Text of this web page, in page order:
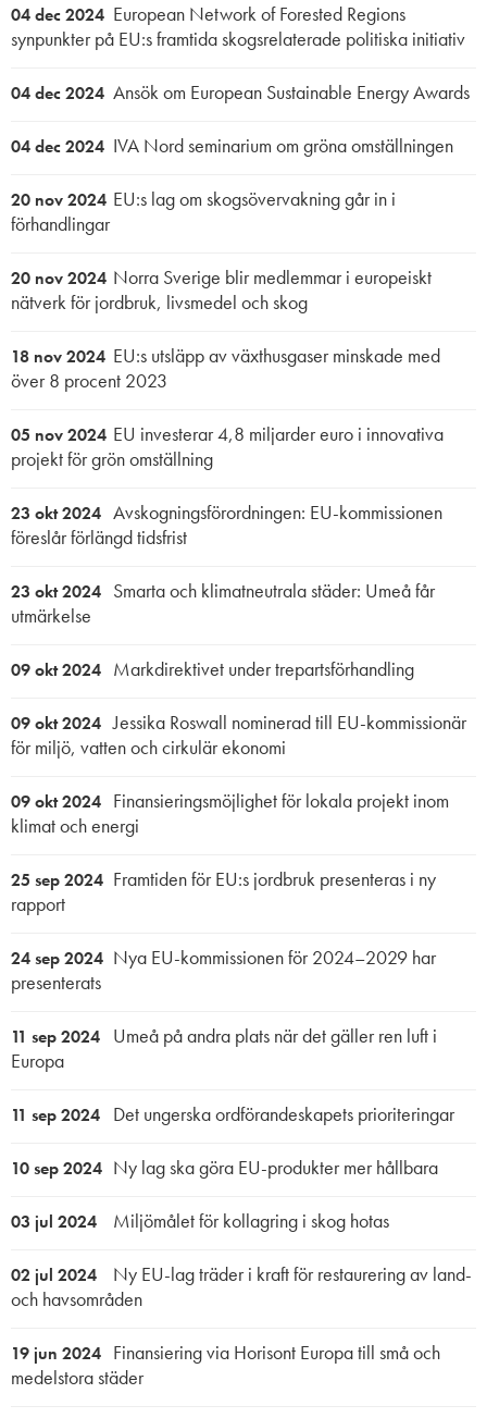
04 dec 2024 European Network of Forested Regions
synpunkter på EU:s framtida skogsrelaterade politiska initiativ
04 dec 2024 Ansök om European Sustainable Energy Awards
04 dec 2024 IVA Nord seminarium om gröna omställningen
20 nov 2024 EU:s lag om skogsövervakning går in i
förhandlingar
20 nov 2024 Norra Sverige blir medlemmar i europeiskt
nätverk för jordbruk, livsmedel och skog
18 nov 2024 EU:s utsläpp av växthusgaser minskade med
över 8 procent 2023
05 nov 2024 EU investerar 4,8 miljarder euro i innovativa
projekt för grön omställning
23 okt 2024 Avskogningsförordningen: EU-kommissionen
föreslår förlängd tidsfrist
23 okt 2024 Smarta och klimatneutrala städer: Umeå får
utmärkelse
09 okt 2024 Markdirektivet under trepartsförhandling
09 okt 2024 Jessika Roswall nominerad till EU-kommissionär
för miljö, vatten och cirkulär ekonomi
09 okt 2024 Finansieringsmöjlighet för lokala projekt inom
klimat och energi
25 sep 2024 Framtiden för EU:s jordbruk presenteras i ny
rapport
24 sep 2024 Nya EU-kommissionen för 2024–2029 har
presenterats
11 sep 2024
Umeå på andra plats när det gäller ren luft i
Europa
11 sep 2024 Det ungerska ordförandeskapets prioriteringar
10 sep 2024 Ny lag ska göra EU-produkter mer hållbara
03 jul 2024 Miljömålet för kollagring i skog hotas
02 jul 2024
Ny EU-lag träder i kraft för restaurering av land-
och havsområden
19 jun 2024 Finansiering via Horisont Europa till små och
medelstora städer